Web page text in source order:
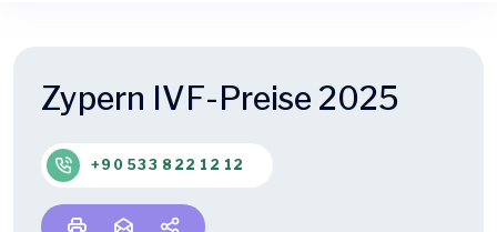
Zypern IVF-Preise 2025
+90 533 822 12 12